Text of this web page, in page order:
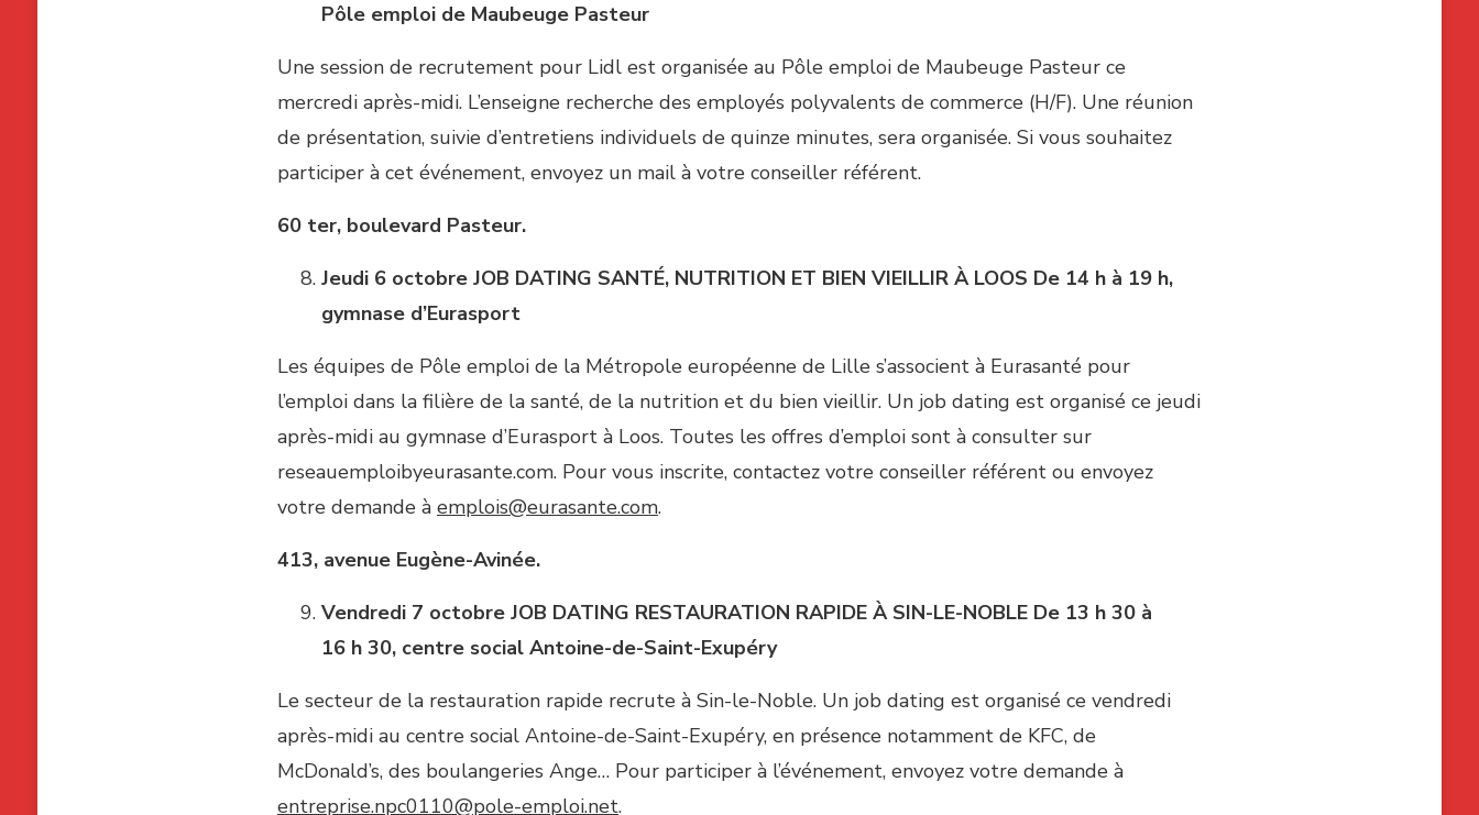
Pôle emploi de Maubeuge Pasteur
Une session de recrutement pour Lidl est organisée au Pôle emploi de Maubeuge Pasteur ce
mercredi après-midi. L’enseigne recherche des employés polyvalents de commerce (H/F). Une réunion
de présentation, suivie d’entretiens individuels de quinze minutes, sera organisée. Si vous souhaitez
participer à cet événement, envoyez un mail à votre conseiller référent.
60 ter, boulevard Pasteur.
Jeudi 6 octobre JOB DATING SANTÉ, NUTRITION ET BIEN VIEILLIR À LOOS De 14 h à 19 h,
gymnase d’Eurasport
Les équipes de Pôle emploi de la Métropole européenne de Lille s’associent à Eurasanté pour
l’emploi dans la filière de la santé, de la nutrition et du bien vieillir. Un job dating est organisé ce jeudi
après-midi au gymnase d’Eurasport à Loos. Toutes les offres d’emploi sont à consulter sur
reseauemploibyeurasante.com. Pour vous inscrite, contactez votre conseiller référent ou envoyez
votre demande à emplois@eurasante.com.
413, avenue Eugène-Avinée.
Vendredi 7 octobre JOB DATING RESTAURATION RAPIDE À SIN-LE-NOBLE De 13 h 30 à
16 h 30, centre social Antoine-de-Saint-Exupéry
Le secteur de la restauration rapide recrute à Sin-le-Noble. Un job dating est organisé ce vendredi
après-midi au centre social Antoine-de-Saint-Exupéry, en présence notamment de KFC, de
McDonald’s, des boulangeries Ange… Pour participer à l’événement, envoyez votre demande à
entreprise.npc0110@pole-emploi.net.